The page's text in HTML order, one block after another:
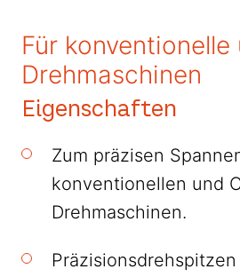
Für konventionelle
Drehmaschinen
Eigenschaften
Zum präzisen
konventionellen und
Drehmaschinen.